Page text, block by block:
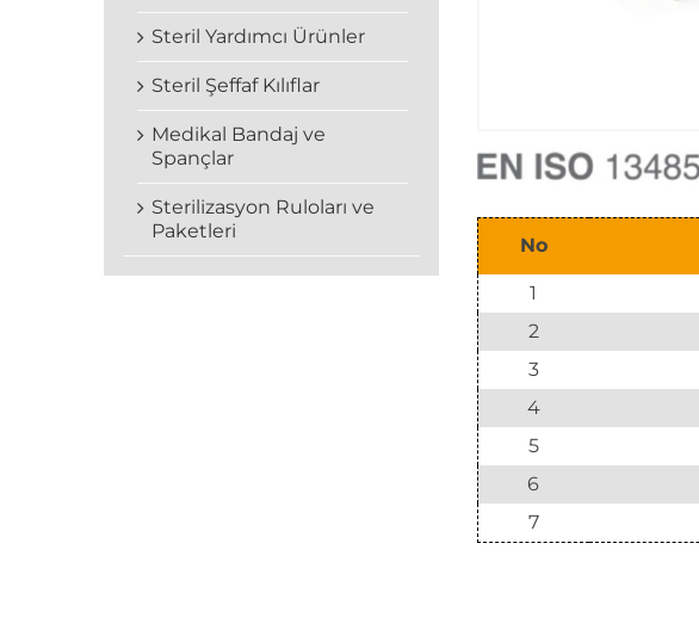
No
1
2
3
4
5
6
7
Steril Yardımcı Ürünler
Steril Şeffaf Kılıflar
Medikal Bandaj ve
Spançlar
Sterilizasyon Ruloları ve
Paketleri